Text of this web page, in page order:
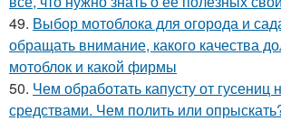
49. Выбор мотоблока для огорода и
обращать внимание, какого качества
мотоблок и какой фирмы
50. Чем обработать капусту от
средствами. Чем полить или